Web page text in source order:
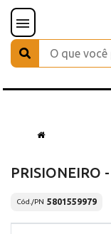
PRISIONEIRO
Cód./PN 5801559979